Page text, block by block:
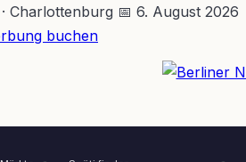
Charlottenburg 📅 6. August 2026
buchen